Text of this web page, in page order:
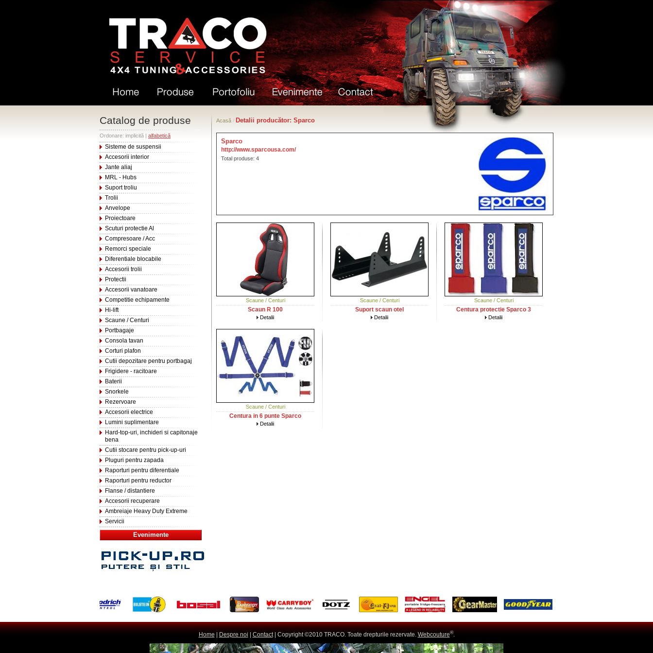
Catalog de produse
Ordonare: implicită | alfabetică
Sisteme de suspensii
Accesorii interior
Jante aliaj
MRL - Hubs
Suport troliu
Trolii
Anvelope
Proiectoare
Scuturi protectie Al
Compresoare / Acc
Remorci speciale
Diferentiale blocabile
Accesorii trolii
Protectii
Accesorii vanatoare
Competitie echipamente
Hi-lift
Scaune / Centuri
Portbagaje
Consola tavan
Corturi plafon
Cutii depozitare pentru portbagaj
Frigidere - racitoare
Baterii
Snorkele
Rezervoare
Accesorii electrice
Lumini suplimentare
Hard-top-uri, inchideri si capitonaje
bena
Cutii stocare pentru pick-up-uri
Pluguri pentru zapada
Raporturi pentru diferentiale
Raporturi pentru reductor
Flanse / distantiere
Accesorii recuperare
Ambreiaje Heavy Duty Extreme
Servicii
Evenimente
Acasă / Detalii producător: Sparco
Sparco
http://www.sparcousa.com/
Total produse: 4
Scaune / Centuri
Scaun R 100
Detalii
Scaune / Centuri
Suport scaun otel
Detalii
Scaune / Centuri
Centura protectie Sparco 3
Detalii
Scaune / Centuri
Centura in 6 punte Sparco
Detalii
Home Despre noi Contact| Copyright ©2010 TRACO. Toate drepturile rezervate. Webcouture®.